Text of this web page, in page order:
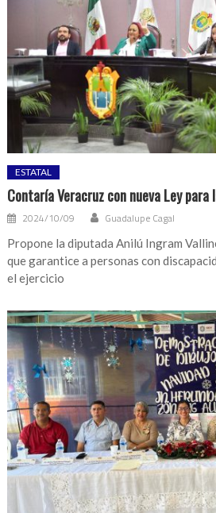
ESTATAL
Contaría Veracruz con nueva Ley para
2024/10/09 Guadalupe Cagal
Propone la diputada Anilú Ingram
que garantice a personas con
el ejercicio